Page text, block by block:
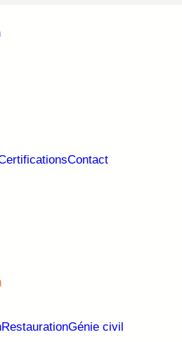
Contact
RestaurationGénie civil